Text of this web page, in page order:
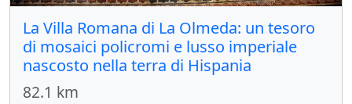
La Villa Romana di La Olmeda: un tesoro
di mosaici policromi e lusso imperiale
nascosto nella terra di Hispania
82.1 km